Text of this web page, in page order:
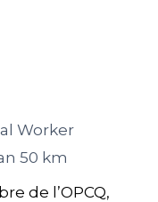
Worker
50 km
de l’OPCQ,